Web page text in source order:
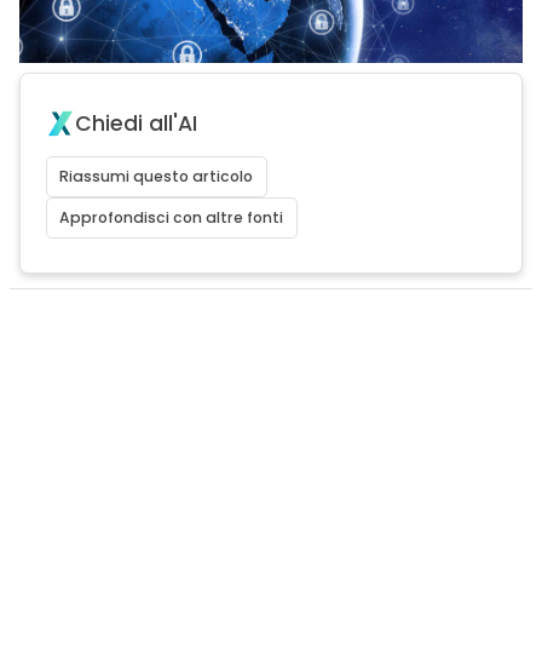
Chiedi all'AI
Riassumi questo articolo
Approfondisci con altre fonti